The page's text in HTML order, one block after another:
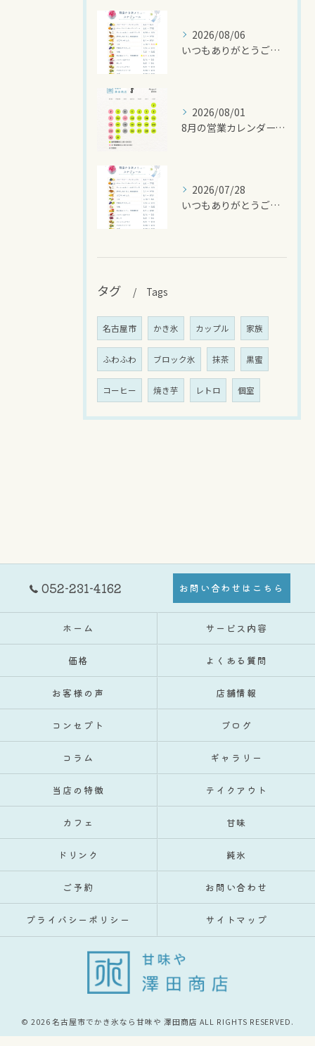
2026/08/06
いつもありがとうございます🍧
2026/08/01
8月の営業カレンダーです🌻
2026/07/28
いつもありがとうございます
タグ Tags
名古屋市 かき氷 カップル 家族
ふわふわ ブロック氷 抹茶 黒蜜
コーヒー 焼き芋 レトロ 個室
052-231-4162 お問い合わせはこちら
ホーム サービス内容
価格 よくある質問
お客様の声 店舗情報
コンセプト ブログ
コラム ギャラリー
当店の特徴 テイクアウト
カフェ 甘味
ドリンク 純氷
ご予約 お問い合わせ
プライバシーポリシー サイトマップ
© 2026 名古屋市でかき氷なら甘味や 澤田商店 ALL RIGHTS RESERVED.